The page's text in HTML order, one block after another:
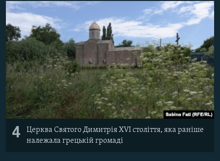
4
Церква Святого Димитрія XVI століття, яка раніше
належала грецькій громаді